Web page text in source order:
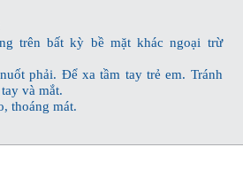
trên bất kỳ bề mặt khác ngoại trừ
phải. Để xa tầm tay trẻ em. Tránh
và mắt.
thoáng mát.